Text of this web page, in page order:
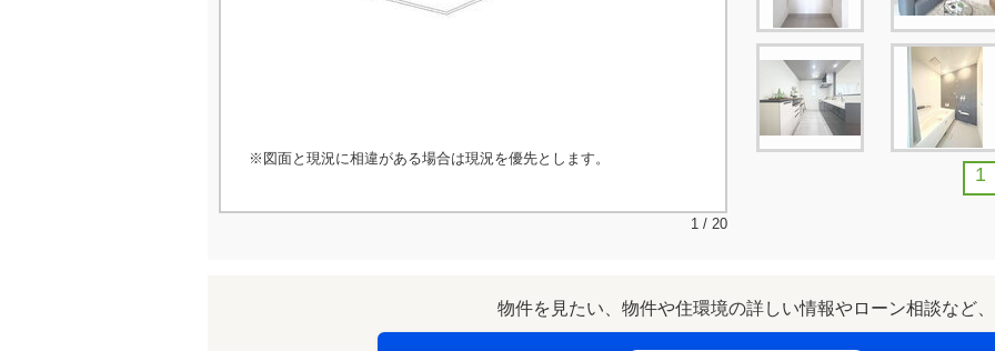
※図面と現況に相違がある場合は現況を優先とします。
1 / 20
1
物件を見たい、物件や住環境の詳しい情報やローン相談など、